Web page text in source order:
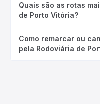
Quais são as rotas
de Porto Vitória?
Como remarcar ou
pela Rodoviária de